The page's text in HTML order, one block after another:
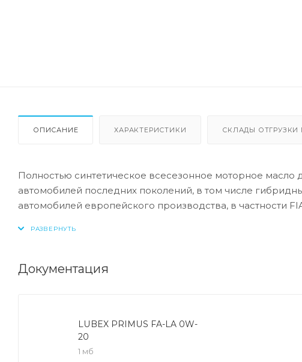
ОПИСАНИЕ ХАРАКТЕРИСТИКИ СКЛАДЫ
Полностью синтетическое всесезонное моторное масло
автомобилей последних поколений, в том числе
автомобилей европейского производства, в частности
-ACEA: C5
Полностью синтетическое маловязкое моторное масло
последней генерации.
- благодаря своей низкой вязкости, повышает
Документация
LUBEX PRIMUS FA-LA 0W-
20
1 мб